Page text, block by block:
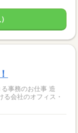
事務のお仕事 造
る会社のオフィス・